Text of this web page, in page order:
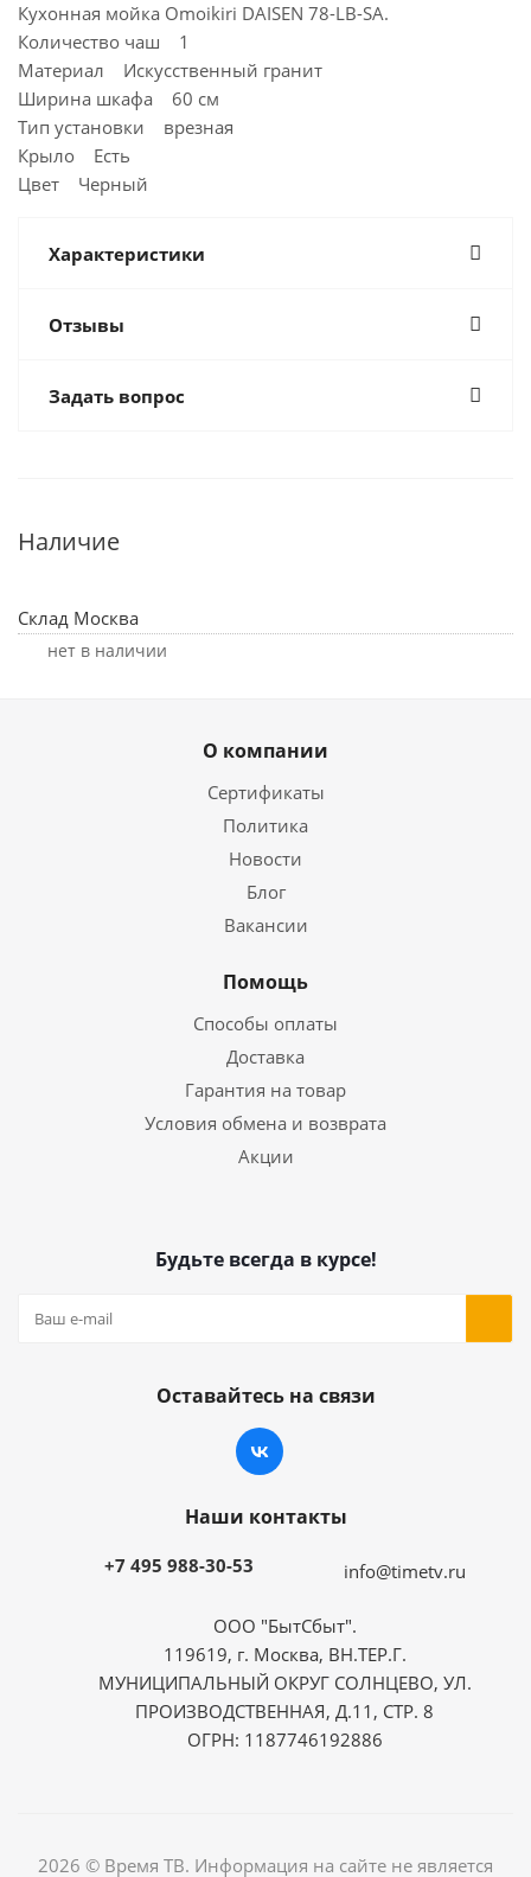
Кухонная мойка Omoikiri DAISEN 78-LB-SA.
Количество чаш 1
Материал Искусственный гранит
Ширина шкафа 60 см
Тип установки врезная
Крыло Есть
Цвет Черный
Характеристики
Отзывы
Задать вопрос
Наличие
Склад Москва
Нет в наличии
О компании
Сертификаты
Политика
Новости
Блог
Вакансии
Помощь
Способы оплаты
Доставка
Гарантия на товар
Условия обмена и возврата
Акции
Будьте всегда в курсе!
Оставайтесь на связи
Наши контакты
+7 495 988-30-53 info@timetv.ru
ООО "БытСбыт".
119619, г. Москва, ВН.ТЕР.Г.
МУНИЦИПАЛЬНЫЙ ОКРУГ СОЛНЦЕВО, УЛ.
ПРОИЗВОДСТВЕННАЯ, Д.11, СТР. 8
ОГРН: 1187746192886
2026 © Время ТВ. Информация на сайте не является